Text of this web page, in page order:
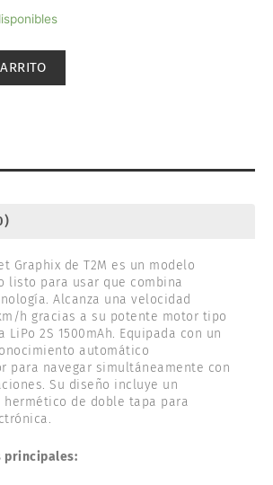
Graphix de T2M es un modelo
listo para usar que combina
Alcanza una velocidad
h gracias a su potente motor tipo
LiPo 2S 1500mAh. Equipada con un
automático
para navegar simultáneamente con
Su diseño incluye un
de doble tapa para
principales: